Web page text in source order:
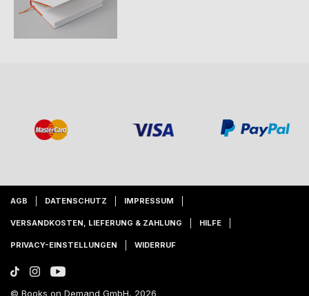
AGB DATENSCHUTZ IMPRESSUM
VERSANDKOSTEN, LIEFERUNG & ZAHLUNG HILFE
PRIVACY-EINSTELLUNGEN WIDERRUF
© Books on Demand GmbH, 2026